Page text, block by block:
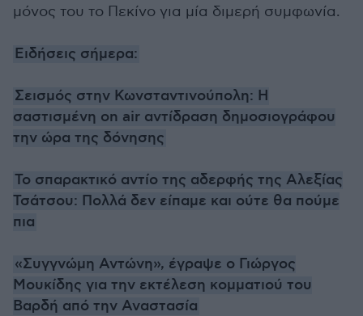
μόνος του το Πεκίνο για μία διμερή συμφωνία.
Ειδήσεις σήμερα:
Σεισμός στην Κωνσταντινούπολη: Η
σαστισμένη on air αντίδραση δημοσιογράφου
την ώρα της δόνησης
Το σπαρακτικό αντίο της αδερφής της Αλεξίας
Τσάτσου: Πολλά δεν είπαμε και ούτε θα πούμε
πια
«Συγγνώμη Αντώνη», έγραψε ο Γιώργος
Μουκίδης για την εκτέλεση κομματιού του
Βαρδή από την Αναστασία